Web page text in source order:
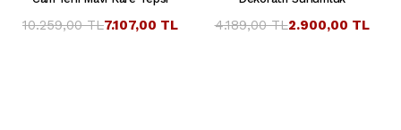
7.107,00 TL
10.259,00 TL 2.900,00 TL
4.189,00 TL